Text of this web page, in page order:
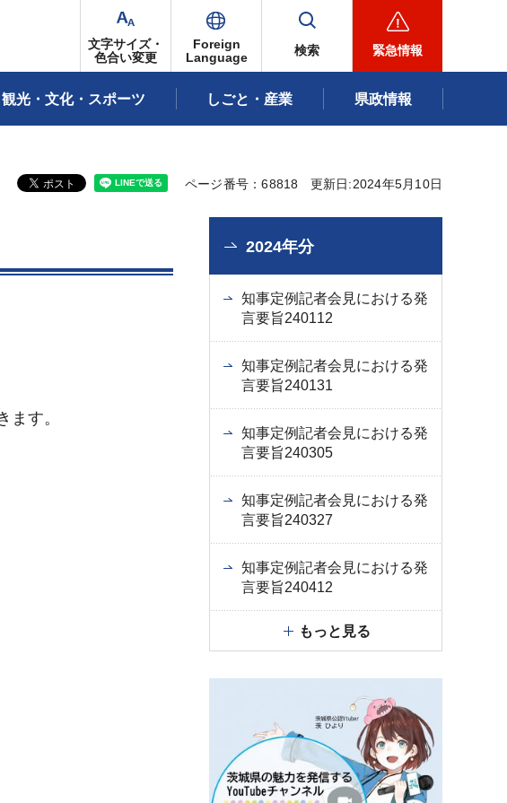
文字サイズ・
色合い変更
Foreign
Language
検索 緊急情報
観光・文化・スポーツ しごと・産業 県政情報
ページ番号：68818 更新日:2024年5月10日
ます。
2024年分
知事定例記者会見における発
言要旨240112
知事定例記者会見における発
言要旨240131
知事定例記者会見における発
言要旨240305
知事定例記者会見における発
言要旨240327
知事定例記者会見における発
言要旨240412
もっと見る